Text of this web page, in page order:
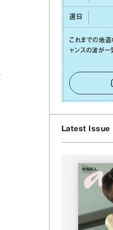
選日
これまでの地道
ャンスの波が⼀
せずに笑顔で受
幸せになってい
して。⼀⼈⼀⼈
ーな未来が形作
Latest Issue